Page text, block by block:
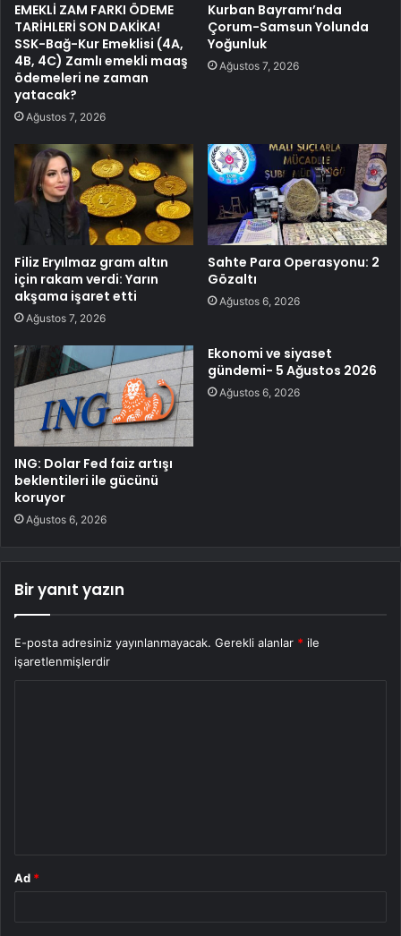
EMEKLİ ZAM FARKI ÖDEME
TARİHLERİ SON DAKİKA!
SSK-Bağ-Kur Emeklisi (4A,
4B, 4C) Zamlı emekli maaş
ödemeleri ne zaman
yatacak?
Ağustos 7, 2026
Kurban Bayramı’nda
Çorum-Samsun Yolunda
Yoğunluk
Ağustos 7, 2026
Filiz Eryılmaz gram altın
için rakam verdi: Yarın
akşama işaret etti
Ağustos 7, 2026
Sahte Para Operasyonu: 2
Gözaltı
Ağustos 6, 2026
ING: Dolar Fed faiz artışı
beklentileri ile gücünü
koruyor
Ağustos 6, 2026
Ekonomi ve siyaset
gündemi- 5 Ağustos 2026
Ağustos 6, 2026
Bir yanıt yazın
E-posta adresiniz yayınlanmayacak. Gerekli alanlar * ile
işaretlenmişlerdir
Ad *